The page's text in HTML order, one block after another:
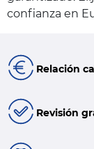
confianza en
Relación
Revisión